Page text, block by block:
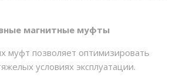
магнитные муфты
муфт позволяет оптимизировать
условиях эксплуатации.